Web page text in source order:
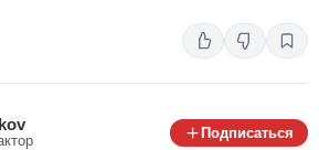
Подписаться